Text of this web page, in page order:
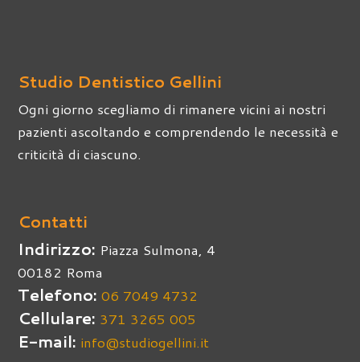
Studio Dentistico Gellini
Ogni giorno scegliamo di rimanere vicini ai nostri
pazienti ascoltando e comprendendo le necessità e
criticità di ciascuno.
Contatti
Indirizzo: Piazza Sulmona, 4
00182 Roma
Telefono:06 7049 4732
Cellulare: 371 3265 005
E-mail: info@studiogellini.it